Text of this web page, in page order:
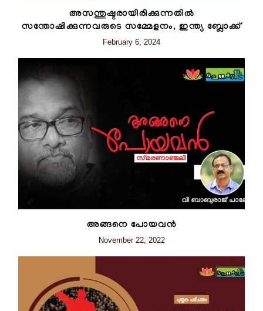
അസന്തുഷ്ടരായിരിക്കുന്നതിൽ
സന്തോഷിക്കുന്നവരുടെ സമ്മേളനം, ഇന്ത്യ ബ്ലോക്ക്
February 6, 2024
അങ്ങനെ പോയവൻ
November 22, 2022